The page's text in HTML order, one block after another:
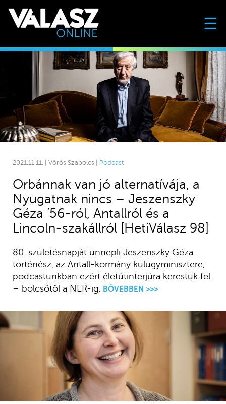
☰
2021.11.11. | Vörös Szabolcs | Podcast
Orbánnak van jó alternatívája, a
Nyugatnak nincs – Jeszenszky
Géza ’56-ról, Antallról és a
Lincoln-szakállról [HetiVálasz 98]
80. születésnapját ünnepli Jeszenszky Géza
történész, az Antall-kormány külügyminisztere,
podcastunkban ezért életútinterjúra kerestük fel
– bölcsőtől a NER-ig. BŐVEBBEN >>>